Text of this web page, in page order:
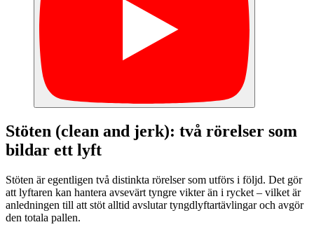
Stöten (clean and jerk): två rörelser som
bildar ett lyft
Stöten är egentligen två distinkta rörelser som utförs i följd. Det gör
att lyftaren kan hantera avsevärt tyngre vikter än i rycket – vilket är
anledningen till att stöt alltid avslutar tyngdlyftartävlingar och avgör
den totala pallen.